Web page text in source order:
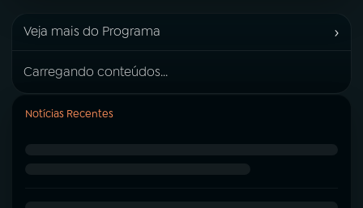
Veja mais do Programa ›
Carregando conteúdos...
Notícias Recentes